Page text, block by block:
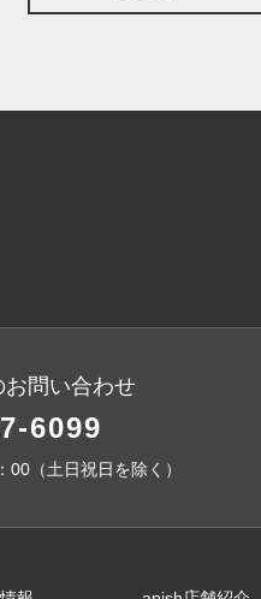
お問い合わせ
6099
（土日祝日を除く）